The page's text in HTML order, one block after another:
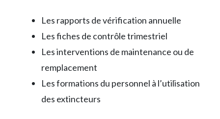
Les rapports de vérification annuelle
Les fiches de contrôle trimestriel
Les interventions de maintenance ou de
remplacement
Les formations du personnel à l’utilisation
des extincteurs